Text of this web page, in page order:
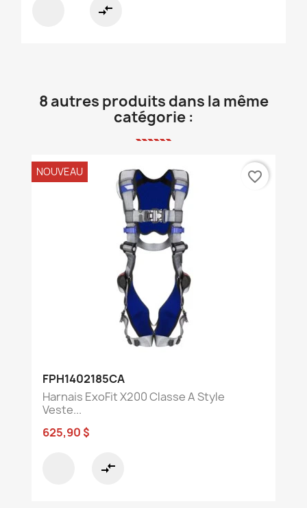
compare_arrows
8 autres produits dans la même
catégorie :
FPH1402185CA
Harnais ExoFit X200 Classe A Style
Veste...
625,90 $
compare_arrows
NOUVEAU favorite_border